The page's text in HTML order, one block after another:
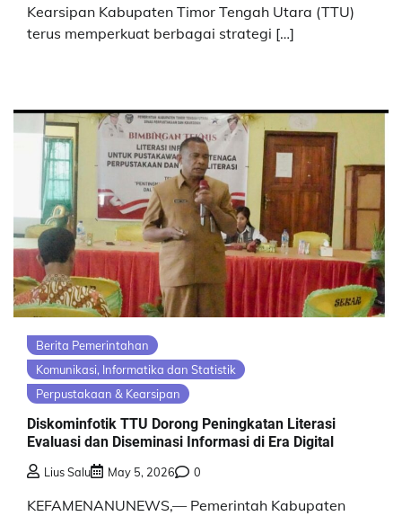
Kearsipan Kabupaten Timor Tengah Utara (TTU)
terus memperkuat berbagai strategi […]
Berita Pemerintahan
Komunikasi, Informatika dan Statistik
Perpustakaan & Kearsipan
Diskominfotik TTU Dorong Peningkatan Literasi
Evaluasi dan Diseminasi Informasi di Era Digital
Lius Salu May 5, 2026 0
KEFAMENANUNEWS,— Pemerintah Kabupaten